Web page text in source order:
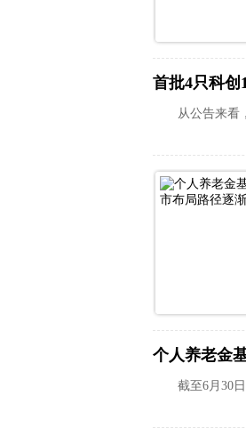
首批4只科创
从公告来看
个人养老金
截至6月30